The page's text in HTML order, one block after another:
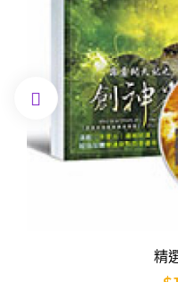
精
